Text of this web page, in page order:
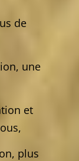
de
une
et
plus